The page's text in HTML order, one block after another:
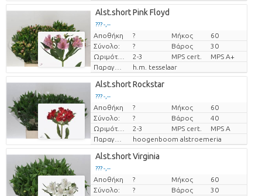
Alst.short Pink Floyd
??? -,--
Τιμή ανά τεμάχιο
Αποθήκη ? Μήκος
60
Σύνολο:
? Βάρος
30
Ωριμότητα
2-3 MPS cert.
MPS A+
Παραγωγός
h.m. tesselaar
Alst.short Rockstar
??? -,--
Τιμή ανά τεμάχιο
Αποθήκη ? Μήκος
60
Σύνολο:
? Βάρος
40
Ωριμότητα
2-3 MPS cert.
MPS A
Παραγωγός
hoogenboom alstroemeria
Alst.short Virginia
??? -,--
Τιμή ανά τεμάχιο
Αποθήκη ? Μήκος
60
Σύνολο:
? Βάρος
30